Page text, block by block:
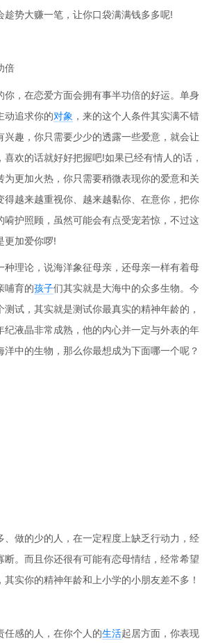
趁势大赚一笔，让你口袋满满钱多多呢!
倍
你，在恋爱方面会拥有事半功倍的好运。单身
动追求你的对象 ，来的这个人条件其实满不错
兴趣，你只需要少少的透露一些爱意，就会让
喜欢的话就好好把握吧!如果已经有情人的话，
为更加火热，你只需要稍微表现你的爱意和关
得越来越重视你、越来越黏你、在意你，把你
嗬护照顾，虽然可能会有点受宠若惊，不过这
更加爱你啰!
种理论，说海洋象征母亲，还母亲一样有着母
哺育的孩子们其实就是大海中的众多生物。今
测试，其实就是测试你最真实的精神年龄的，
纪液晶非常成熟，他的内心并一定与外表的年
洋中的生物，那么你最想成为下面哪一个呢？
、做的少的人，在一定程度上缺乏行动力，经
断。而且你还很有可能有恋母情结，经常希望
实你的精神年龄和上小学的小朋友差不多！
任感的人，在你个人的生活起居方面，你表现